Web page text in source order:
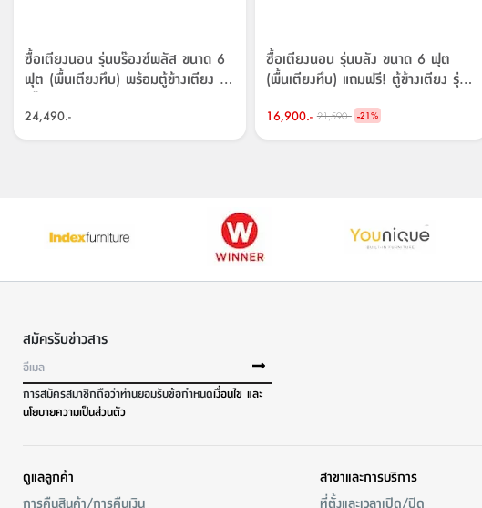
ซื้อเตียงนอน รุ่นบร๊องซ์พลัส ขนาด 6
ฟุต (พื้นเตียงทึบ) พร้อมตู้ข้างเตียง รุ่น
บร๊องซ์พลัส ขนาด 58 ซม. ราคา
พิเศษ!
24,490.-
ซื้อเตียงนอน รุ่นบลัง ขนาด 6 ฟุต
(พื้นเตียงทึบ) แถมฟรี! ตู้ข้างเตียง รุ่นบ
16,900.- 21,590.- -21%
สมัครรับข่าวสาร
การสมัครสมาชิกถือว่าท่านยอมรับข้อกำหนดเงื่อนไข และ
นโยบายความเป็นส่วนตัว
ดูแลลูกค้า
การคืนสินค้า/การคืนเงิน
สาขาและการบริการ
ที่ตั้งและเวลาเปิด/ปิด